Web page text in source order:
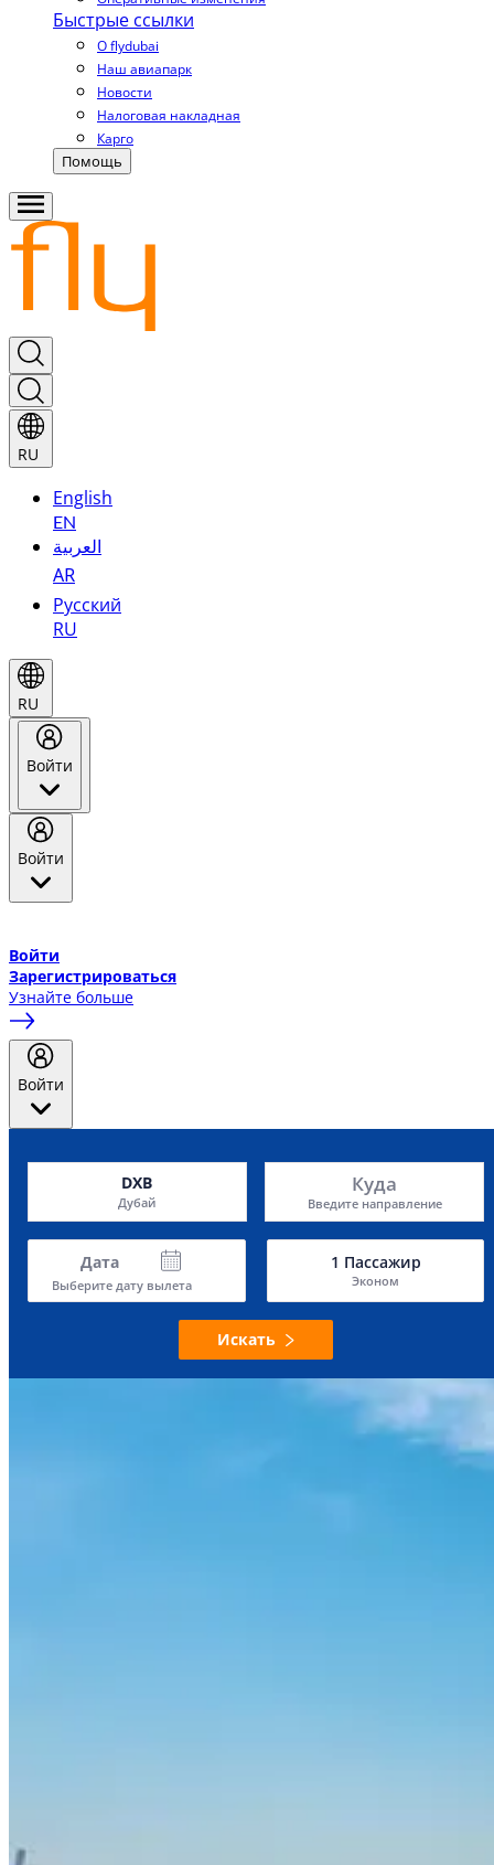
Быстрые ссылки
О flydubai
Наш авиапарк
Новости
Налоговая накладная
Карго
Помощь
RU
English
EN
العربية
AR
Русский
RU
RU
Войти
Войти
Войти
Зарегистрироваться
Узнайте больше
Войти
DXB
Дубай
Куда
Введите направление
Дата
Выберите дату вылета
1 Пассажир
Эконом
Искать